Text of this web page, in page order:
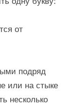
от
подряд
или на стыке
несколько